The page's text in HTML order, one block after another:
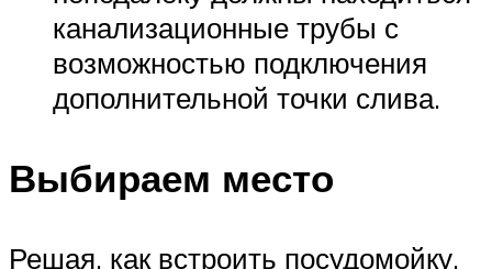
канализационные трубы с
возможностью подключения
дополнительной точки слива.
Выбираем место
Решая, как встроить посудомойку,